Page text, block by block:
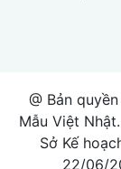
@ Bản
Mẫu Việt
Sở Kế
22/06/